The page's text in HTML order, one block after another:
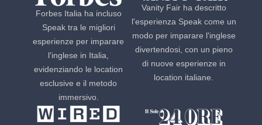
Forbes Italia ha incluso
Speak tra le migliori
esperienze per imparare
l'inglese in Italia,
evidenziando le location
esclusive e il metodo
immersivo.
Vanity Fair ha descritto
l'esperienza Speak come un
modo per imparare l'inglese
divertendosi, con un pieno
di nuove esperienze in
location italiane.